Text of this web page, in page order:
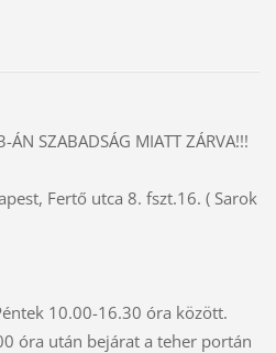
SZABADSÁG MIATT ZÁRVA!!!
Fertő utca 8. fszt.16. ( Sarok
10.00-16.30 óra között.
óra után bejárat a teher portán